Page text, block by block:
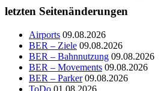
letzten Seitenänderungen
Airports 09.08.2026
BER – Ziele 09.08.2026
BER – Bahnnutzung 09.08.2026
BER – Movements 09.08.2026
BER – Parker 09.08.2026
ToDo 01.08.2026